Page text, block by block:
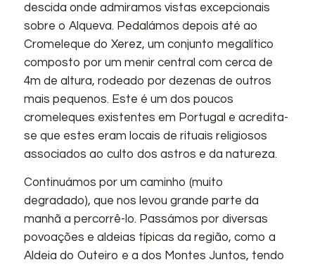
descida onde admiramos vistas excepcionais
sobre o Alqueva. Pedalámos depois até ao
Cromeleque do Xerez, um conjunto megalítico
composto por um menir central com cerca de
4m de altura, rodeado por dezenas de outros
mais pequenos. Este é um dos poucos
cromeleques existentes em Portugal e acredita-
se que estes eram locais de rituais religiosos
associados ao culto dos astros e da natureza.
Continuámos por um caminho (muito
degradado), que nos levou grande parte da
manhã a percorrê-lo. Passámos por diversas
povoações e aldeias típicas da região, como a
Aldeia do Outeiro e a dos Montes Juntos, tendo